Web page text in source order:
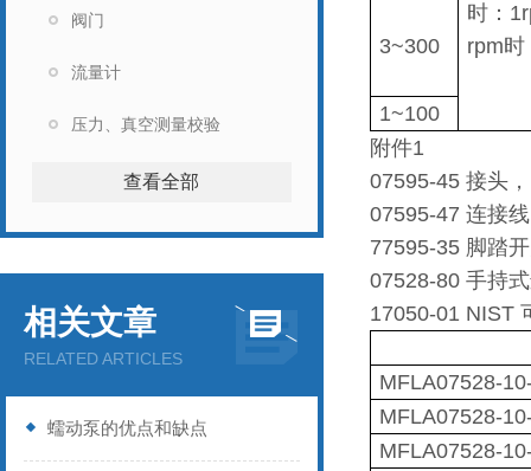
阀门
流量计
压力、真空测量校验
查看全部
相关文章
RELATED ARTICLES
蠕动泵的优点和缺点
时：
rpm时
3~300
1~100
附件1
07595-45 接头
07595-47 连接
77595-35 脚踏
07528-80 手持
17050-01 NIST
MFLA07528-
MFLA07528-
MFLA07528-